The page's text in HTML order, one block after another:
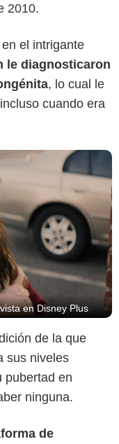
2010.
el intrigante
le diagnosticaron
, lo cual le
cuando era
en Disney Plus
de la que
sus niveles
pubertad en
ninguna.
de